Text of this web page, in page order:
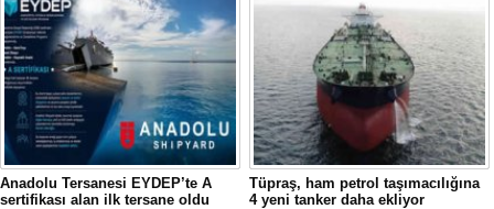
Anadolu Tersanesi EYDEP’te A
sertifikası alan ilk tersane oldu
Tüpraş, ham petrol taşımacılığına
4 yeni tanker daha ekliyor